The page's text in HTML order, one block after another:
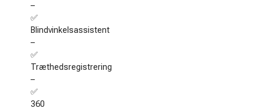
–
✅
Blindvinkelsassistent
–
✅
Træthedsregistrering
–
✅
360